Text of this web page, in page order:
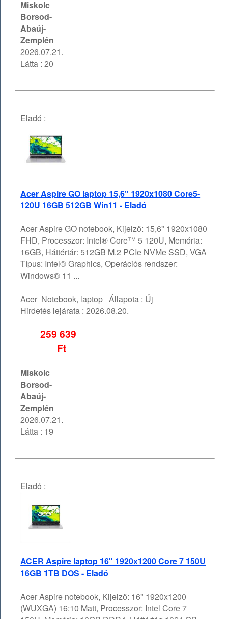
Miskolc
Borsod-
Abaúj-
Zemplén
2026.07.21.
Látta : 20
Eladó :
Acer Aspire GO laptop 15,6" 1920x1080 Core5-
120U 16GB 512GB Win11 - Eladó
Acer Aspire GO notebook, Kijelző: 15,6" 1920x1080
FHD, Processzor: Intel® Core™ 5 120U, Memória:
16GB, Háttértár: 512GB M.2 PCIe NVMe SSD, VGA
Típus: Intel® Graphics, Operációs rendszer:
Windows® 11 ...
Acer Notebook, laptop Állapota : Új
Hirdetés lejárata :2026.08.20.
259 639
Ft
Miskolc
Borsod-
Abaúj-
Zemplén
2026.07.21.
Látta : 19
Eladó :
ACER Aspire laptop 16" 1920x1200 Core 7 150U
16GB 1TB DOS - Eladó
Acer Aspire notebook, Kijelző: 16" 1920x1200
(WUXGA) 16:10 Matt, Processzor: Intel Core 7